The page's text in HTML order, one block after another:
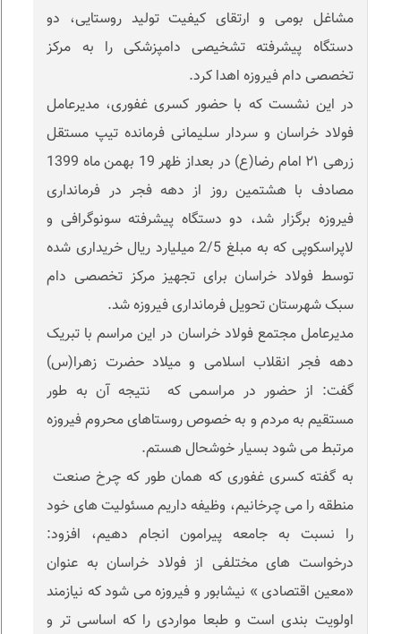
مشاغل بومی و ارتقای کیفیت تولید روستایی، دو
دستگاه پیشرفته تشخیصی دامپزشکی را به مرکز
تخصصی دام فیروزه اهدا کرد.
در این نشست که با حضور کسری غفوری، مدیرعامل
فولاد خراسان و سردار سلیمانی فرمانده تیپ مستقل
زرهی ٢١ امام رضا(ع) در بعداز ظهر 19 بهمن ماه 1399
مصادف با هشتمین روز از دهه فجر در فرمانداری
فیروزه برگزار شد، دو دستگاه پیشرفته سونوگرافی و
لاپراسکوپی که به مبلغ 2/5 میلیارد ریال خریداری شده
توسط فولاد خراسان برای تجهیز مرکز تخصصی دام
سبک شهرستان تحویل فرمانداری فیروزه شد.
مدیرعامل مجتمع فولاد خراسان در این مراسم با تبریک
دهه فجر انقلاب اسلامی و میلاد حضرت زهرا(س)
گفت: از حضور در مراسمی که نتیجه آن به طور
مستقیم به مردم ‌و به خصوص روستاهای محروم فیروزه
مرتبط می شود بسیار خوشحال هستم.
به گفته کسری غفوری که همان طور که چرخ صنعت
منطقه را می چرخانیم، وظیفه داریم مسئولیت های خود
را نسبت به جامعه پیرامون انجام دهیم، افزود:
درخواست های مختلفی از فولاد خراسان به عنوان
«معین اقتصادی » نیشابور و فیروزه می شود که نیازمند
اولویت بندی است و طبعا مواردی را که اساسی تر و